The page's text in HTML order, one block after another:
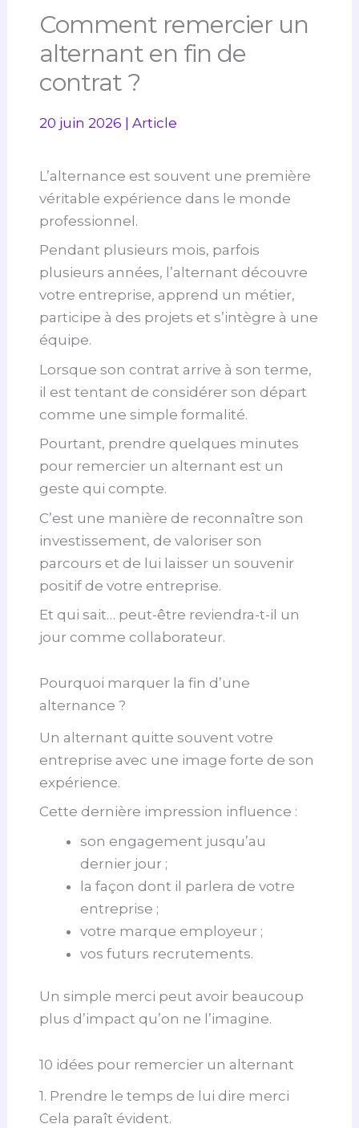
Comment remercier un
alternant en fin de
contrat ?
20 juin 2026 |Article
L’alternance est souvent une première
véritable expérience dans le monde
professionnel.
Pendant plusieurs mois, parfois
plusieurs années, l’alternant découvre
votre entreprise, apprend un métier,
participe à des projets et s’intègre à une
équipe.
Lorsque son contrat arrive à son terme,
il est tentant de considérer son départ
comme une simple formalité.
Pourtant, prendre quelques minutes
pour remercier un alternant est un
geste qui compte.
C’est une manière de reconnaître son
investissement, de valoriser son
parcours et de lui laisser un souvenir
positif de votre entreprise.
Et qui sait… peut-être reviendra-t-il un
jour comme collaborateur.
Pourquoi marquer la fin d’une
alternance ?
Un alternant quitte souvent votre
entreprise avec une image forte de son
expérience.
Cette dernière impression influence :
son engagement jusqu’au
dernier jour ;
la façon dont il parlera de votre
entreprise ;
votre marque employeur ;
vos futurs recrutements.
Un simple merci peut avoir beaucoup
plus d’impact qu’on ne l’imagine.
10 idées pour remercier un alternant
1. Prendre le temps de lui dire merci
Cela paraît évident.